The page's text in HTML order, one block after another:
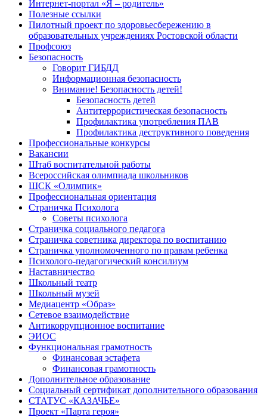
Интернет-портал «Я – родитель»
Полезные ссылки
Пилотный проект по здоровьесбережению в
образовательных учреждениях Ростовской области
Профсоюз
Безопасность
Говорит ГИБДД
Информационная безопасность
Внимание! Безопасность детей!
Безопасность детей
Антитеррористическая безопасность
Профилактика употребления ПАВ
Профилактика деструктивного поведения
Профессиональные конкурсы
Вакансии
Штаб воспитательной работы
Всероссийская олимпиада школьников
ШСК «Олимпик»
Профессиональная ориентация
Страничка Психолога
Советы психолога
Страничка социального педагога
Страничка советника директора по воспитанию
Страничка уполномоченного по правам ребенка
Психолого-педагогический консилиум
Наставничество
Школьный театр
Школьный музей
Медиацентр «Образ»
Сетевое взаимодействие
Антикоррупционное воспитание
ЭИОС
Функциональная грамотность
Финансовая эстафета
Финансовая грамотность
Дополнительное образование
Социальный сертификат дополнительного образования
СТАТУС «КАЗАЧЬЕ»
Проект «Парта героя»